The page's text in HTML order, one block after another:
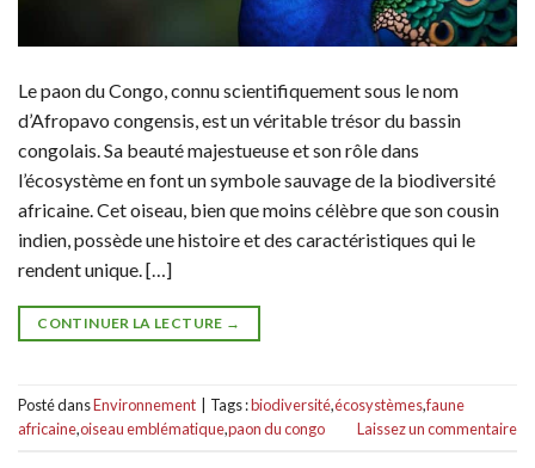
Le paon du Congo, connu scientifiquement sous le nom
d’Afropavo congensis, est un véritable trésor du bassin
congolais. Sa beauté majestueuse et son rôle dans
l’écosystème en font un symbole sauvage de la biodiversité
africaine. Cet oiseau, bien que moins célèbre que son cousin
indien, possède une histoire et des caractéristiques qui le
rendent unique. […]
CONTINUER LA LECTURE →
Posté dansEnvironnement Tags :biodiversité,écosystèmes,faune
africaine,oiseau emblématique,paon du congo Laissez un commentaire